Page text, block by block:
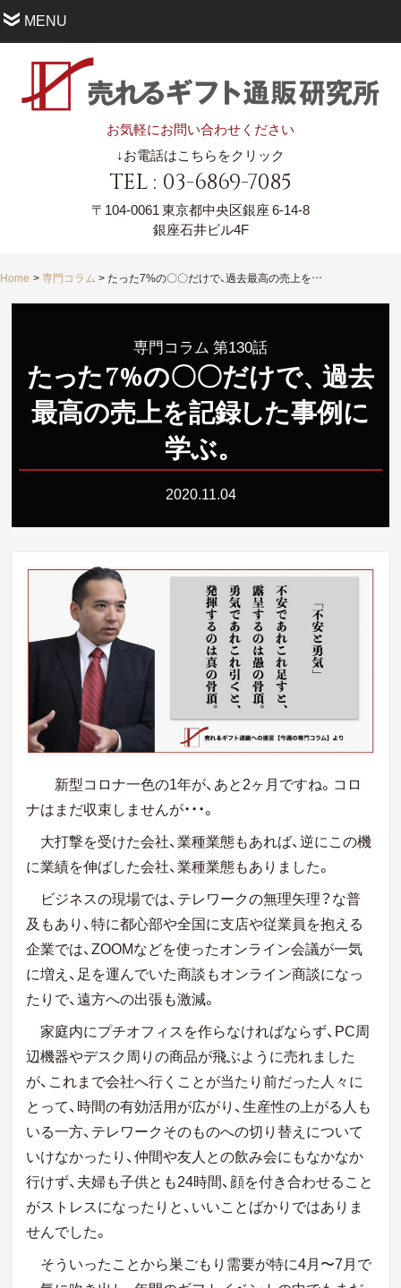
MENU
お気軽にお問い合わせください
↓お電話はこちらをクリック
TEL : 03-6869-7085
〒104-0061東京都中央区銀座 6-14-8
銀座石井ビル4F
Home 専門コラム たった7%の〇〇だけで、過去最高の売上を記録した事例に学ぶ。
専門コラム 第130話
たった7%の〇〇だけで、 過去
最高の売上を記録した事例に
学ぶ。
2020.11.04
新型コロナ一色の1年が、あと2ヶ月ですね。コロ
ナはまだ収束しませんが・・・。
大打撃を受けた会社、業種業態もあれば、逆にこの機
に業績を伸ばした会社、業種業態もありました。
ビジネスの現場では、テレワークの無理矢理？な普
及もあり、特に都心部や全国に支店や従業員を抱える
企業では、ZOOMなどを使ったオンライン会議が一気
に増え、足を運んでいた商談もオンライン商談になっ
たりで、遠方への出張も激減。
家庭内にプチオフィスを作らなければならず、PC周
辺機器やデスク周りの商品が飛ぶように売れました
が、これまで会社へ行くことが当たり前だった人々に
とって、時間の有効活用が広がり、生産性の上がる人も
いる一方、テレワークそのものへの切り替えについて
いけなかったり、仲間や友人との飲み会にもなかなか
行けず、夫婦も子供とも24時間、顔を付き合わせること
がストレスになったりと、いいことばかりではありま
せんでした。
そういったことから巣ごもり需要が特に4月〜7月で